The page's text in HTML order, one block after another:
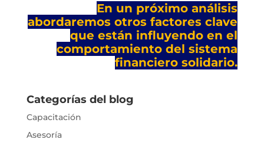
En un próximo análisis
abordaremos otros factores clave
que están influyendo en el
comportamiento del sistema
financiero solidario.
Categorías del blog
Capacitación
Asesoría